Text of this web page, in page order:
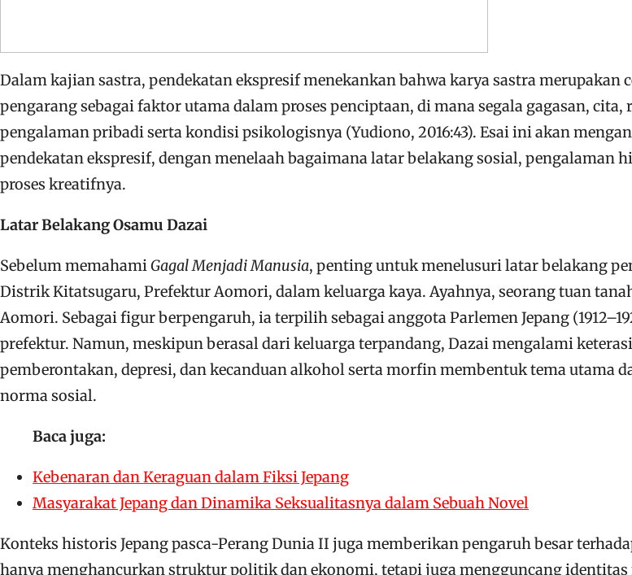
Dalam kajian sastra, pendekatan ekspresif menekankan bahwa karya sastra
pengarang sebagai faktor utama dalam proses penciptaan, di mana segala gagasan,
pengalaman pribadi serta kondisi psikologisnya (Yudiono, 2016:43). Esai ini akan
pendekatan ekspresif, dengan menelaah bagaimana latar belakang sosial,
proses kreatifnya.
Latar Belakang Osamu Dazai
Sebelum memahamiGagal Menjadi Manusia, penting untuk menelusuri latar belakang
Distrik Kitatsugaru, Prefektur Aomori, dalam keluarga kaya. Ayahnya, seorang tuan
Aomori. Sebagai figur berpengaruh, ia terpilih sebagai anggota Parlemen Jepang
prefektur. Namun, meskipun berasal dari keluarga terpandang, Dazai mengalami
pemberontakan, depresi, dan kecanduan alkohol serta morfin membentuk tema utama
norma sosial.
Baca juga:
Kebenaran dan Keraguan dalam Fiksi Jepang
Masyarakat Jepang dan Dinamika Seksualitasnya dalam Sebuah Novel
Konteks historis Jepang pasca-Perang Dunia II juga memberikan pengaruh besar
hanya menghancurkan struktur politik dan ekonomi, tetapi juga mengguncang